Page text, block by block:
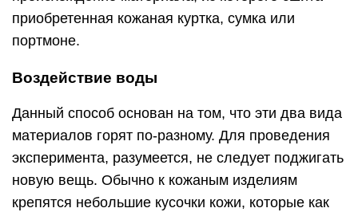
приобретенная кожаная куртка, сумка или
портмоне.
Воздействие воды
Данный способ основан на том, что эти два вида
материалов горят по-разному. Для проведения
эксперимента, разумеется, не следует поджигать
новую вещь. Обычно к кожаным изделиям
крепятся небольшие кусочки кожи, которые как